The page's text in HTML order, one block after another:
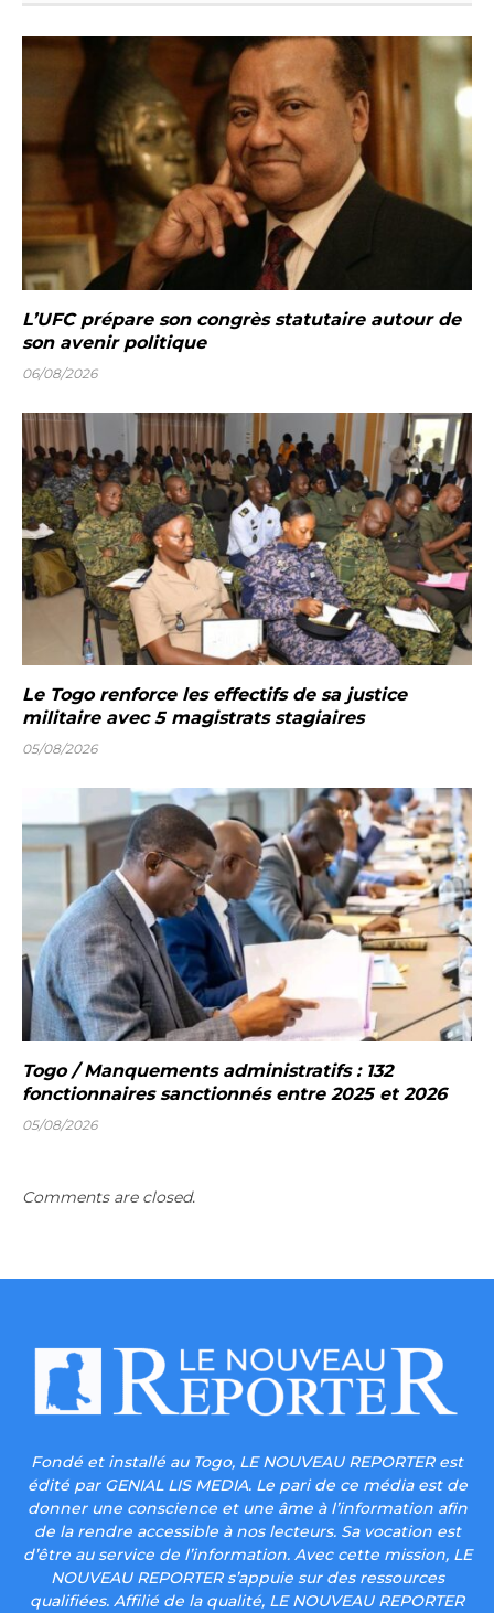
L’UFC prépare son congrès statutaire autour de
son avenir politique
06/08/2026
Le Togo renforce les effectifs de sa justice
militaire avec 5 magistrats stagiaires
05/08/2026
Togo / Manquements administratifs : 132
fonctionnaires sanctionnés entre 2025 et 2026
05/08/2026
Comments are closed.
Fondé et installé au Togo, LE NOUVEAU REPORTER est
édité par GENIAL LIS MEDIA. Le pari de ce média est de
donner une conscience et une âme à l’information afin
de la rendre accessible à nos lecteurs. Sa vocation est
d’être au service de l’information. Avec cette mission, LE
NOUVEAU REPORTER s’appuie sur des ressources
qualifiées. Affilié de la qualité, LE NOUVEAU REPORTER